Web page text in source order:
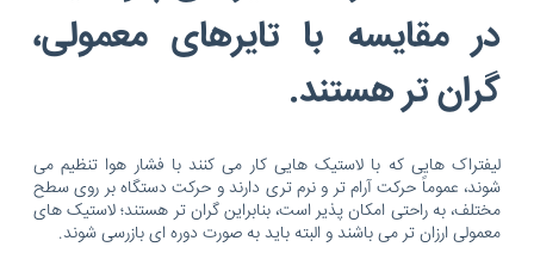
در مقایسه با تایرهای معمولی،
گران تر هستند.
لیفتراک هایی که با لاستیک هایی کار می کنند با فشار هوا تنظیم می
شوند، عموماً حرکت آرام تر و نرم تری دارند و حرکت دستگاه بر روی سطح
مختلف، به راحتی امکان پذیر است، بنابراین گران تر هستند؛ لاستیک های
معمولی ارزان تر می باشند و البته باید به صورت دوره ای بازرسی شوند.